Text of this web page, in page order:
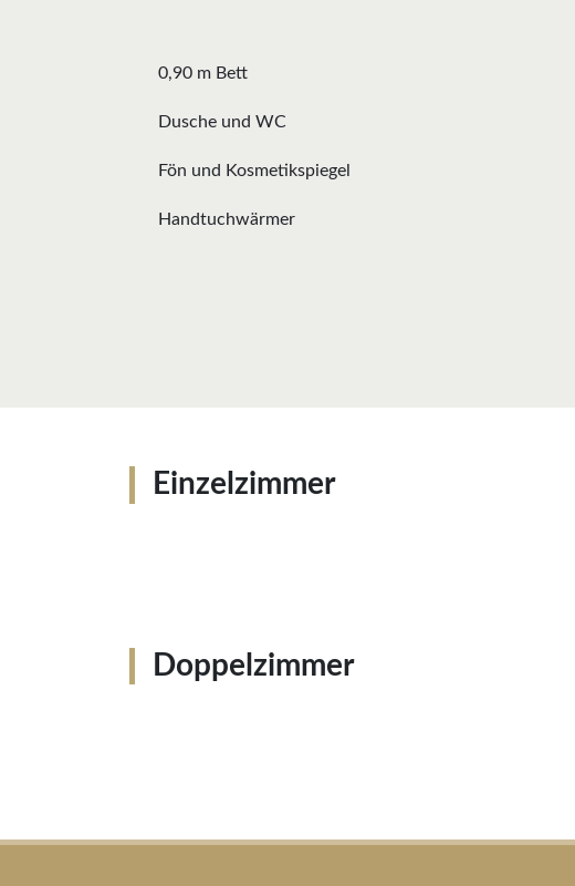
0,90 m Bett
Dusche und WC
Fön und Kosmetikspiegel
Handtuchwärmer
Einzelzimmer
Doppelzimmer